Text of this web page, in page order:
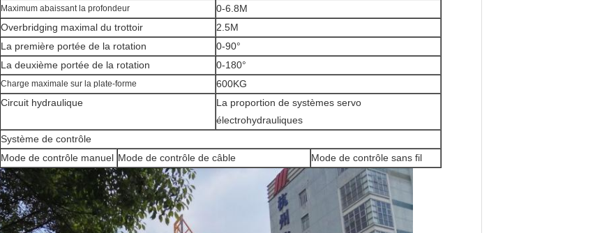
Maximum abaissant la profondeur
0-6.8M
Overbridging maximal du trottoir
2.5M
La première portée de la rotation
0-90°
La deuxième portée de la rotation
0-180°
Charge maximale sur la plate-forme
600KG
Circuit hydraulique
La proportion de systèmes servo
électrohydrauliques
Système de contrôle
Mode de contrôle manuel Mode de contrôle de câble Mode de contrôle sans fil